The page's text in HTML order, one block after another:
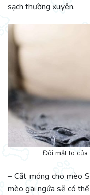
sạch thường xuyên.
Đôi mắt to
– Cắt móng cho mèo
mèo gãi ngứa sẽ có